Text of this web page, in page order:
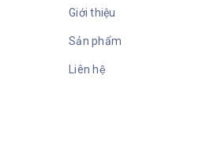
Giới thiệu
Sản phẩm
Liên hệ